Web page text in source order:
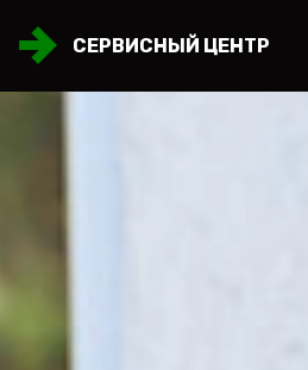
СЕРВИСНЫЙ ЦЕНТР